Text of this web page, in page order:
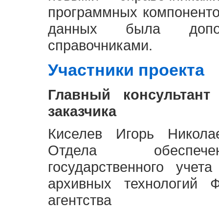
программных
данных была
справочниками.
Участники проекта
Главный
заказчика
Киселев Игорь
Отдела
государственного
архивных технологий
агентства